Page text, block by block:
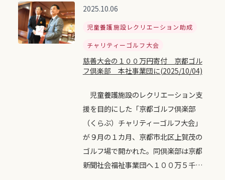
2025.10.06
児童養護施設レクリエーション助成
チャリティーゴルフ大会
慈善大会の１００万円寄付 京都ゴル
フ倶楽部 本社事業団に(2025/10/04)
児童養護施設のレクリエーション支
援を目的にした「京都ゴルフ倶楽部
（くらぶ）チャリティーゴルフ大会」
が９月の１カ月、京都市北区上賀茂の
ゴルフ場で開かれた。同倶楽部は京都
新聞社会福祉事業団へ１００万５千…